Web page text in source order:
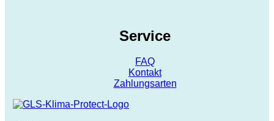
Service
FAQ
Kontakt
Zahlungsarten